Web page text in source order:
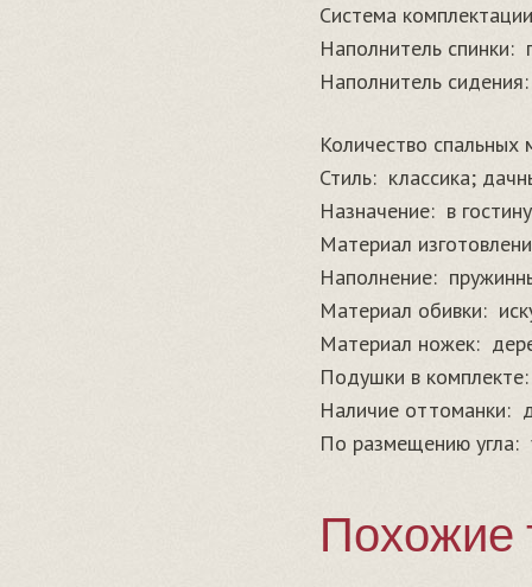
Система
Наполнитель спинки:
Наполнитель сидения:
Количество спальных
Стиль: классика;
Назначение: в
Материал
Наполнение:
Материал обивки:
Материал ножек:
Подушки в комплекте:
Наличие оттоманки:
По размещению угла:
Похожие